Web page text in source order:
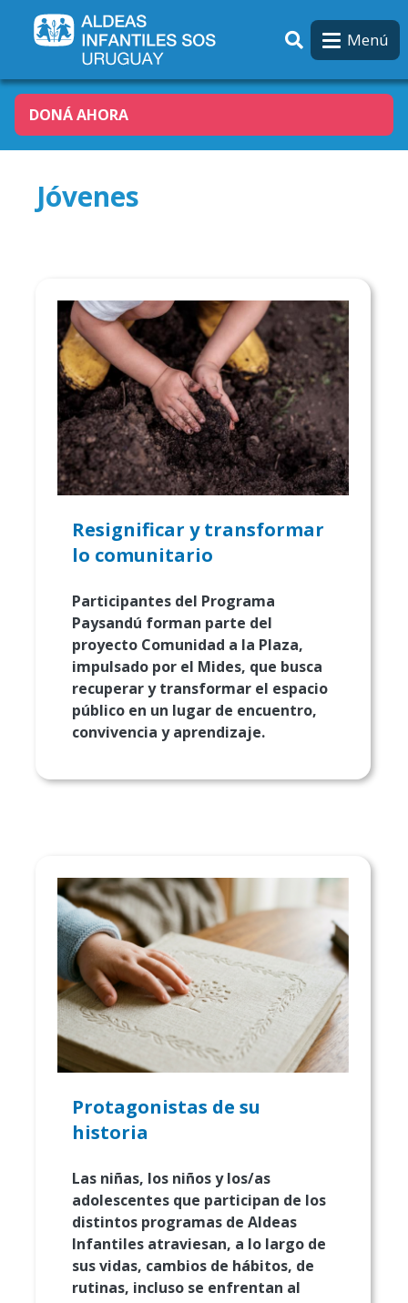
Menú
DONÁ AHORA
Jóvenes
Resignificar y transformar
lo comunitario
Participantes del Programa
Paysandú forman parte del
proyecto Comunidad a la Plaza,
impulsado por el Mides, que busca
recuperar y transformar el espacio
público en un lugar de encuentro,
convivencia y aprendizaje.
Protagonistas de su
historia
Las niñas, los niños y los/as
adolescentes que participan de los
distintos programas de Aldeas
Infantiles atraviesan, a lo largo de
sus vidas, cambios de hábitos, de
rutinas, incluso se enfrentan al